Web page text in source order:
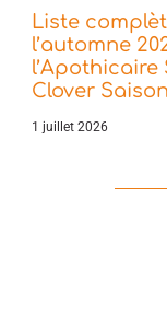
Liste
l’automne
l’Apothicaire
Clover
1 juillet 2026